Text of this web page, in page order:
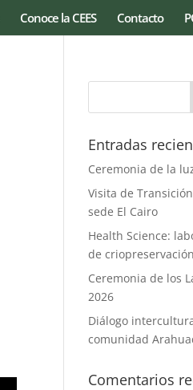
Conoce la CEES Contacto
Entradas
Ceremonia de la
Visita de
sede El Cairo
Health Science:
de criopreservación
Ceremonia de los
2026
Diálogo
comunidad
Comentarios